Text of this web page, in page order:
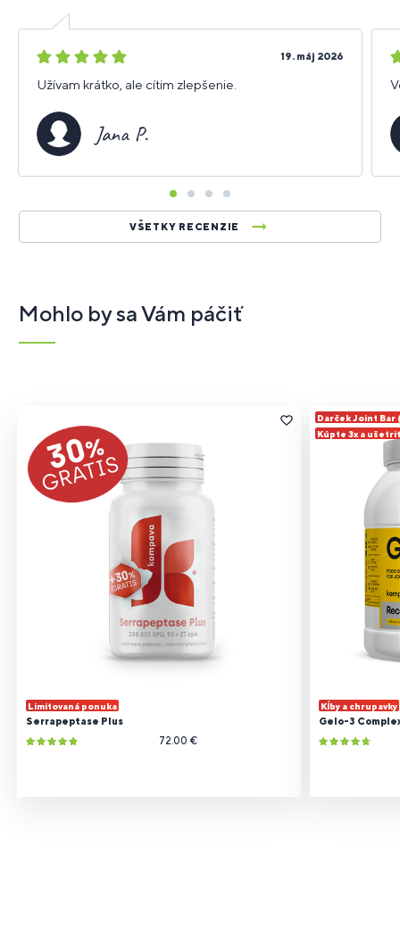
VŠETKY RECENZIE
5
19. máj 2026
Užívam krátko, ale cítim zlepšenie.
Jana P.
5
Mohlo by sa Vám páčiť
Limitovaná ponuka
Serrapeptase Plus
72.00 €
Darček Joint Bar
Kúpte 3x a
Kĺby a chrupavky
Gelo-3